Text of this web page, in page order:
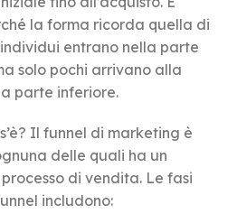
la forma ricorda quella di
entrano nella parte
solo pochi arrivano alla
parte inferiore.
Il funnel di marketing è
delle quali ha un
di vendita. Le fasi
includono: